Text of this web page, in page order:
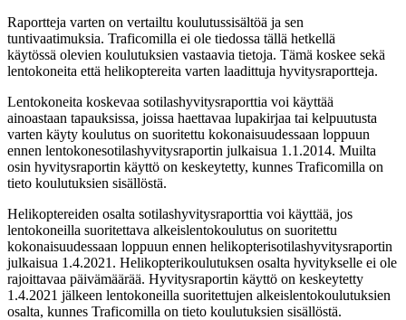
Raportteja varten on vertailtu koulutussisältöä ja sen
tuntivaatimuksia. Traficomilla ei ole tiedossa tällä hetkellä
käytössä olevien koulutuksien vastaavia tietoja. Tämä koskee sekä
lentokoneita että helikoptereita varten laadittuja hyvitysraportteja.
Lentokoneita koskevaa sotilashyvitysraporttia voi käyttää
ainoastaan tapauksissa, joissa haettavaa lupakirjaa tai kelpuutusta
varten käyty koulutus on suoritettu kokonaisuudessaan loppuun
ennen lentokonesotilashyvitysraportin julkaisua 1.1.2014. Muilta
osin hyvitysraportin käyttö on keskeytetty, kunnes Traficomilla on
tieto koulutuksien sisällöstä.
Helikoptereiden osalta sotilashyvitysraporttia voi käyttää, jos
lentokoneilla suoritettava alkeislentokoulutus on suoritettu
kokonaisuudessaan loppuun ennen helikopterisotilashyvitysraportin
julkaisua 1.4.2021. Helikopterikoulutuksen osalta hyvitykselle ei ole
rajoittavaa päivämäärää. Hyvitysraportin käyttö on keskeytetty
1.4.2021 jälkeen lentokoneilla suoritettujen alkeislentokoulutuksien
osalta, kunnes Traficomilla on tieto koulutuksien sisällöstä.